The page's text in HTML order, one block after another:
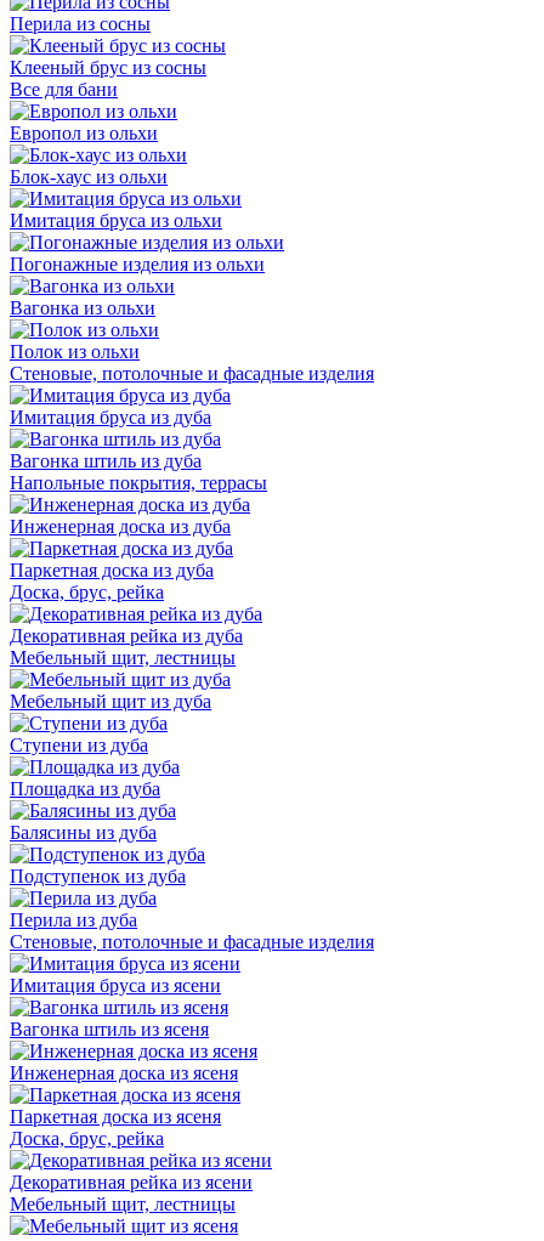
Перила из сосны
Клееный брус из сосны
Все для бани
Европол из ольхи
Блок-хаус из ольхи
Имитация бруса из ольхи
Погонажные изделия из ольхи
Вагонка из ольхи
Полок из ольхи
Стеновые, потолочные и фасадные изделия
Имитация бруса из дуба
Вагонка штиль из дуба
Напольные покрытия, террасы
Инженерная доска из дуба
Паркетная доска из дуба
Доска, брус, рейка
Декоративная рейка из дуба
Мебельный щит, лестницы
Мебельный щит из дуба
Ступени из дуба
Площадка из дуба
Балясины из дуба
Подступенок из дуба
Перила из дуба
Стеновые, потолочные и фасадные изделия
Имитация бруса из ясени
Вагонка штиль из ясеня
Инженерная доска из ясеня
Паркетная доска из ясеня
Доска, брус, рейка
Декоративная рейка из ясени
Мебельный щит, лестницы